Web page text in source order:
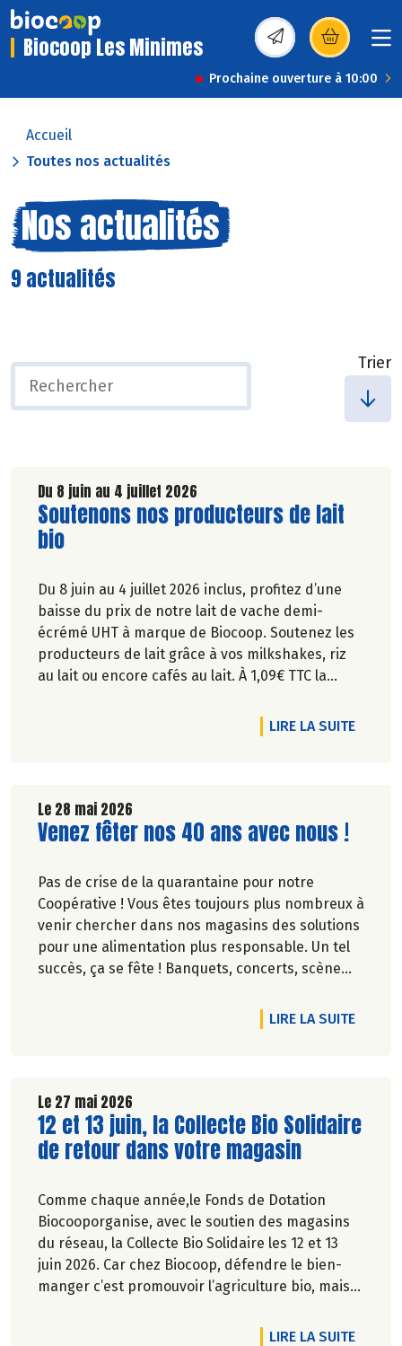
Biocoop Les Minimes (s’ouvre dans une
Prochaine ouverture à 10:00
Accueil
Toutes nos actualités
Nos actualités
9 actualités
Trier
Du 8 juin au 4 juillet 2026
Lire la suite de l'article
Soutenons nos producteurs de lait
bio
Du 8 juin au 4 juillet 2026 inclus, profitez d’une
baisse du prix de notre lait de vache demi-
écrémé UHT à marque de Biocoop. Soutenez les
producteurs de lait grâce à vos milkshakes, riz
au lait ou encore cafés au lait. À 1,09€ TTC la
LIRE LA SUITEDE
Le 28 mai 2026
Lire la suite de l'article
Venez fêter nos 40 ans avec nous !
Pas de crise de la quarantaine pour notre
Coopérative ! Vous êtes toujours plus nombreux à
venir chercher dans nos magasins des solutions
pour une alimentation plus responsable. Un tel
succès, ça se fête ! Banquets, concerts, scène
LIRE LA SUITEDE
Le 27 mai 2026
Lire la suite de l'article
12 et 13 juin, la Collecte Bio Solidaire
de retour dans votre magasin
Comme chaque année,le Fonds de Dotation
Biocooporganise, avec le soutien des magasins
du réseau, la Collecte Bio Solidaire les 12 et 13
juin 2026. Car chez Biocoop, défendre le bien-
manger c’est promouvoir l’agriculture bio, mais
LIRE LA SUITEDE